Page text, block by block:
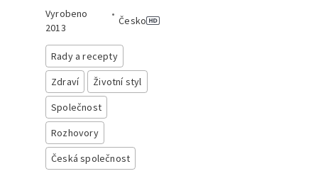
Vyrobeno
2013
•
Česko
Rady a recepty
Zdraví
Životní styl
Společnost
Rozhovory
Česká společnost